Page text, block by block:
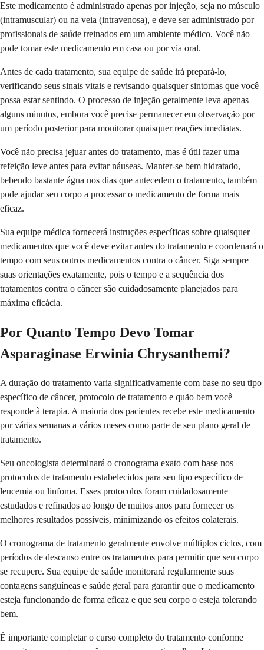
Este medicamento é administrado apenas por injeção, seja no músculo
(intramuscular) ou na veia (intravenosa), e deve ser administrado por
profissionais de saúde treinados em um ambiente médico. Você não
pode tomar este medicamento em casa ou por via oral.
Antes de cada tratamento, sua equipe de saúde irá prepará-lo,
verificando seus sinais vitais e revisando quaisquer sintomas que você
possa estar sentindo. O processo de injeção geralmente leva apenas
alguns minutos, embora você precise permanecer em observação por
um período posterior para monitorar quaisquer reações imediatas.
Você não precisa jejuar antes do tratamento, mas é útil fazer uma
refeição leve antes para evitar náuseas. Manter-se bem hidratado,
bebendo bastante água nos dias que antecedem o tratamento, também
pode ajudar seu corpo a processar o medicamento de forma mais
eficaz.
Sua equipe médica fornecerá instruções específicas sobre quaisquer
medicamentos que você deve evitar antes do tratamento e coordenará o
tempo com seus outros medicamentos contra o câncer. Siga sempre
suas orientações exatamente, pois o tempo e a sequência dos
tratamentos contra o câncer são cuidadosamente planejados para
máxima eficácia.
Por Quanto Tempo Devo Tomar
Asparaginase Erwinia Chrysanthemi?
A duração do tratamento varia significativamente com base no seu tipo
específico de câncer, protocolo de tratamento e quão bem você
responde à terapia. A maioria dos pacientes recebe este medicamento
por várias semanas a vários meses como parte de seu plano geral de
tratamento.
Seu oncologista determinará o cronograma exato com base nos
protocolos de tratamento estabelecidos para seu tipo específico de
leucemia ou linfoma. Esses protocolos foram cuidadosamente
estudados e refinados ao longo de muitos anos para fornecer os
melhores resultados possíveis, minimizando os efeitos colaterais.
O cronograma de tratamento geralmente envolve múltiplos ciclos, com
períodos de descanso entre os tratamentos para permitir que seu corpo
se recupere. Sua equipe de saúde monitorará regularmente suas
contagens sanguíneas e saúde geral para garantir que o medicamento
esteja funcionando de forma eficaz e que seu corpo o esteja tolerando
bem.
É importante completar o curso completo do tratamento conforme